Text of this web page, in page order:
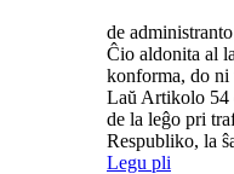
de
Ĉio aldonita al
konforma, do
Laŭ Artikolo 54
de la leĝo pri
Respubliko, la
Legu pli